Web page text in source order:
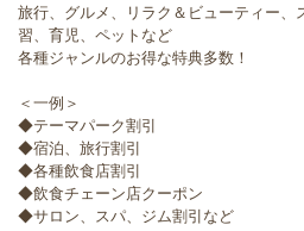
旅行、グルメ、リラク＆ビューティー
習、育児、ペットなど
各種ジャンルのお得な特典多数！
＜一例＞
◆テーマパーク割引
◆宿泊、旅行割引
◆各種飲食店割引
◆飲食チェーン店クーポン
◆サロン、スパ、ジム割引など